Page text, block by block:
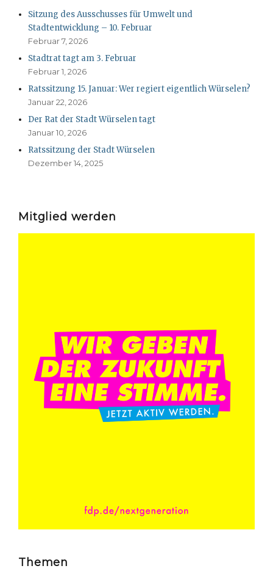
Sitzung des Ausschusses für Umwelt und
Stadtentwicklung – 10. Februar
Februar 7, 2026
Stadtrat tagt am 3. Februar
Februar 1, 2026
Ratssitzung 15. Januar: Wer regiert eigentlich Würselen?
Januar 22, 2026
Der Rat der Stadt Würselen tagt
Januar 10, 2026
Ratssitzung der Stadt Würselen
Dezember 14, 2025
Mitglied werden
Themen